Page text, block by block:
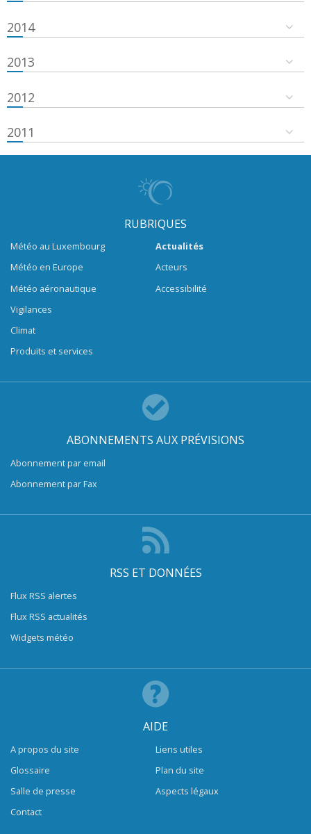
2014
2013
2012
2011
RUBRIQUES
Météo au Luxembourg
Météo en Europe
Météo aéronautique
Vigilances
Climat
Produits et services
Actualités
Acteurs
Accessibilité
ABONNEMENTS AUX PRÉVISIONS
Abonnement par email
Abonnement par Fax
RSS ET DONNÉES
Flux RSS alertes
Flux RSS actualités
Widgets météo
AIDE
A propos du site
Glossaire
Salle de presse
Contact
Liens utiles
Plan du site
Aspects légaux